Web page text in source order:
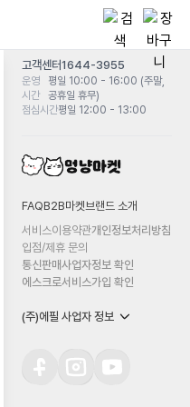
고객센터1644-3955
운영
시간
평일 10:00 - 16:00 (주말,
공휴일 휴무)
점심시간평일 12:00 - 13:00
FAQB2B마켓 브랜드 소개
서비스이용약관개인정보처리방침
입점/제휴 문의
통신판매사업자정보 확인
에스크로서비스가입 확인
(주)에필 사업자 정보